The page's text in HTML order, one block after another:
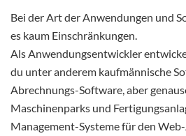
Bei der Art der Anwendungen und
es kaum Einschränkungen.
Als Anwendungsentwickler
du unter anderem kaufmännische
Abrechnungs-Software, aber
Maschinenparks und
Management-Systeme für den